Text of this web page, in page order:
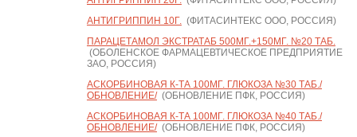
АНТИГРИППИН 10Г.(ФИТАСИНТЕКС ООО, РОССИЯ)
ПАРАЦЕТАМОЛ ЭКСТРАТАБ 500МГ.+150МГ. №20 ТАБ.
(ОБОЛЕНСКОЕ ФАРМАЦЕВТИЧЕСКОЕ ПРЕДПРИЯТИЕ
ЗАО, РОССИЯ)
АСКОРБИНОВАЯ К-ТА 100МГ. ГЛЮКОЗА №30 ТАБ./
ОБНОВЛЕНИЕ/(ОБНОВЛЕНИЕ ПФК, РОССИЯ)
АСКОРБИНОВАЯ К-ТА 100МГ. ГЛЮКОЗА №40 ТАБ./
ОБНОВЛЕНИЕ/(ОБНОВЛЕНИЕ ПФК, РОССИЯ)